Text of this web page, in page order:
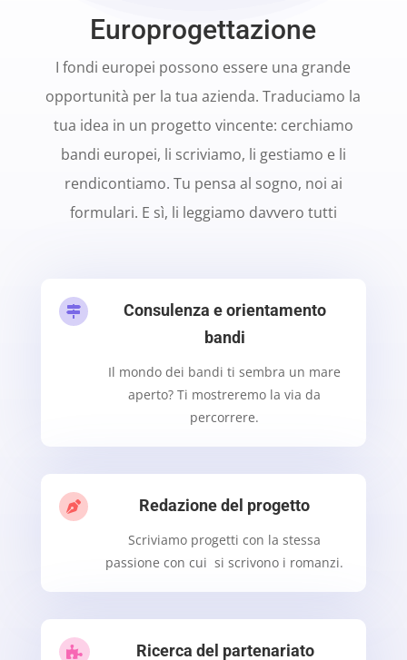
Europrogettazione
I fondi europei possono essere una grande
opportunità per la tua azienda. Traduciamo la
tua idea in un progetto vincente: cerchiamo
bandi europei, li scriviamo, li gestiamo e li
rendicontiamo. Tu pensa al sogno, noi ai
formulari. E sì, li leggiamo davvero tutti

Consulenza e orientamento
bandi
Il mondo dei bandi ti sembra un mare
aperto? Ti mostreremo la via da
percorrere.
 Redazione del progetto
Scriviamo progetti con la stessa
passione con cui si scrivono i romanzi.
 Ricerca del partenariato